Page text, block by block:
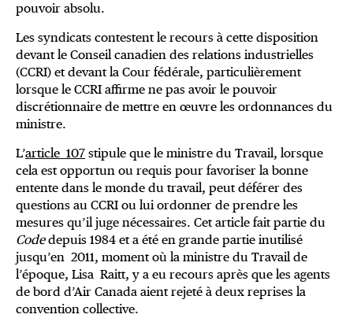
pouvoir absolu.
Les syndicats contestent le recours à cette disposition
devant le Conseil canadien des relations industrielles
(CCRI) et devant la Cour fédérale, particulièrement
lorsque le CCRI affirme ne pas avoir le pouvoir
discrétionnaire de mettre en œuvre les ordonnances du
ministre.
L’article 107 stipule que le ministre du Travail, lorsque
cela est opportun ou requis pour favoriser la bonne
entente dans le monde du travail, peut déférer des
questions au CCRI ou lui ordonner de prendre les
mesures qu’il juge nécessaires. Cet article fait partie du
Codedepuis 1984 et a été en grande partie inutilisé
jusqu’en 2011, moment où la ministre du Travail de
l’époque, Lisa Raitt, y a eu recours après que les agents
de bord d’Air Canada aient rejeté à deux reprises la
convention collective.